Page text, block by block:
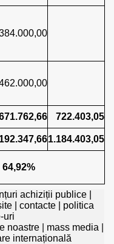
722.403,05
1.184.403,05
64,92%
achiziții publice
contacte
politica
uri
noastre| mass media
internațională